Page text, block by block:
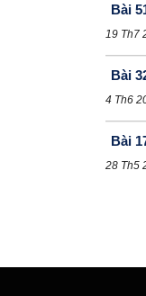
Bài
19 Th7
Bài
4 Th6
Bài
28 Th5